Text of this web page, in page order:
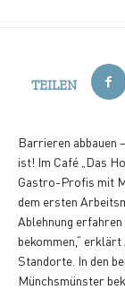
TEILEN
Barrieren abbauen
ist! Im Café „Das
Gastro-Profis mit
dem ersten
Ablehnung erfahren
bekommen,“
Standorte. In den
Münchsmünster